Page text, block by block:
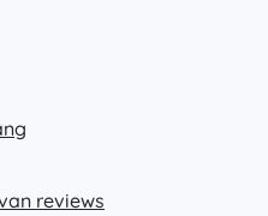
reviews